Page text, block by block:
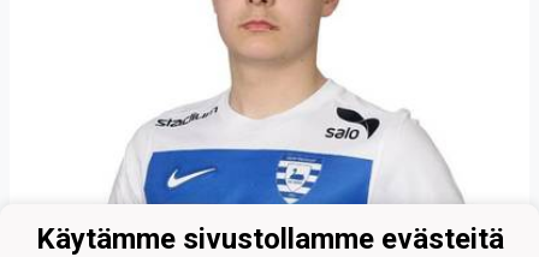
Käytämme sivustollamme evästeitä